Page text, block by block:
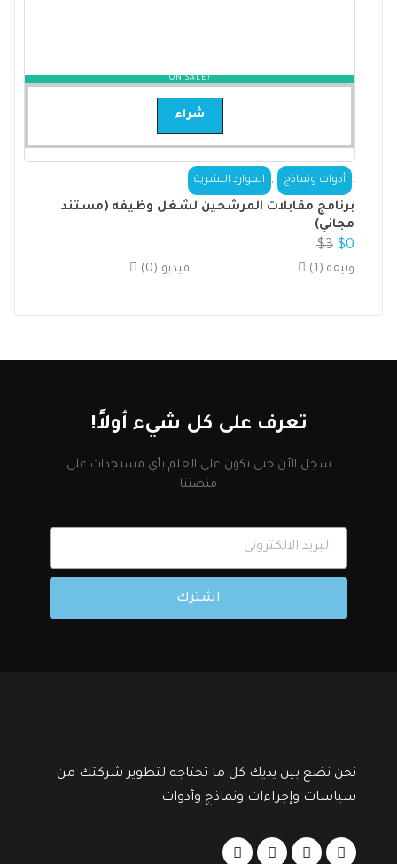
ON SALE!
شراء
الموارد البشرية أدوات ونماذج
برنامج مقابلات المرشحين لشغل وظيفه (مستند
مجاني)
$3 $0
(0) فيديو (1) وثيقة
تعرف على كل شيء أولاً!
سجل الاّن حتى تكون على العلم بأي مستجدات على
منصتنا
اشترك
نحن نضع بين يديك كل ما تحتاجه لتطوير شركتك من
سياسات وإجراءات ونماذج وأدوات.